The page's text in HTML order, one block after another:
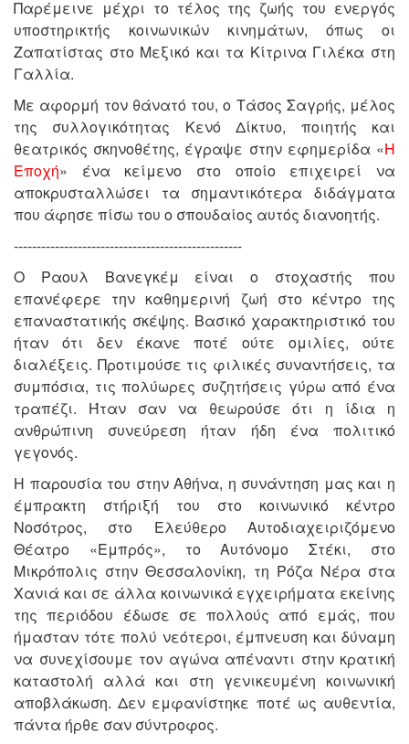
Παρέμεινε μέχρι το τέλος της ζωής του ενεργός
υποστηρικτής κοινωνικών κινημάτων, όπως οι
Ζαπατίστας στο Μεξικό και τα Κίτρινα Γιλέκα στη
Γαλλία.
Με αφορμή τον θάνατό του, ο Τάσος Σαγρής, μέλος
της συλλογικότητας Κενό Δίκτυο, ποιητής και
θεατρικός σκηνοθέτης, έγραψε στην εφημερίδα «Η
Εποχή» ένα κείμενο στο οποίο επιχειρεί να
αποκρυσταλλώσει τα σημαντικότερα διδάγματα
που άφησε πίσω του ο σπουδαίος αυτός διανοητής.
--------------------------------------------------
Ο Ραουλ Βανεγκέμ είναι ο στοχαστής που
επανέφερε την καθημερινή ζωή στο κέντρο της
επαναστατικής σκέψης. Βασικό χαρακτηριστικό του
ήταν ότι δεν έκανε ποτέ ούτε ομιλίες, ούτε
διαλέξεις. Προτιμούσε τις φιλικές συναντήσεις, τα
συμπόσια, τις πολύωρες συζητήσεις γύρω από ένα
τραπέζι. Ήταν σαν να θεωρούσε ότι η ίδια η
ανθρώπινη συνεύρεση ήταν ήδη ένα πολιτικό
γεγονός.
Η παρουσία του στην Αθήνα, η συνάντηση μας και η
έμπρακτη στήριξή του στο κοινωνικό κέντρο
Νοσότρος, στο Ελεύθερο Αυτοδιαχειριζόμενο
Θέατρο «Εμπρός», το Αυτόνομο Στέκι, στο
Μικρόπολις στην Θεσσαλονίκη, τη Ρόζα Νέρα στα
Χανιά και σε άλλα κοινωνικά εγχειρήματα εκείνης
της περιόδου έδωσε σε πολλούς από εμάς, που
ήμασταν τότε πολύ νεότεροι, έμπνευση και δύναμη
να συνεχίσουμε τον αγώνα απέναντι στην κρατική
καταστολή αλλά και στη γενικευμένη κοινωνική
αποβλάκωση. Δεν εμφανίστηκε ποτέ ως αυθεντία,
πάντα ήρθε σαν σύντροφος.